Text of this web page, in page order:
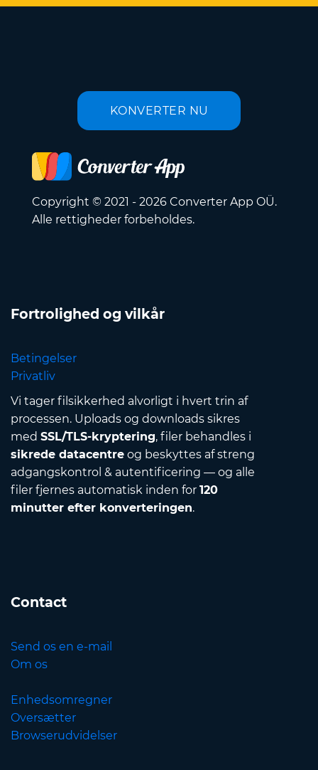
KONVERTER NU
Copyright © 2021 - 2026 Converter App OÜ.
Alle rettigheder forbeholdes.
Fortrolighed og vilkår
Betingelser
Privatliv
Vi tager filsikkerhed alvorligt i hvert trin af
processen. Uploads og downloads sikres
med SSL/TLS-kryptering, filer behandles i
sikrede datacentre og beskyttes af streng
adgangskontrol & autentificering — og alle
filer fjernes automatisk inden for 120
minutter efter konverteringen.
Contact
Send os en e-mail
Om os
Enhedsomregner
Oversætter
Browserudvidelser